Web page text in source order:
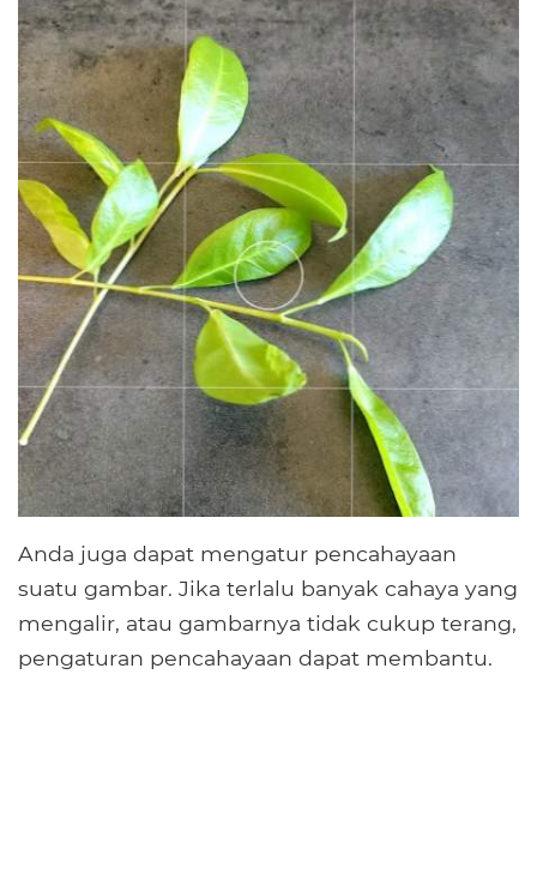
Anda juga dapat mengatur pencahayaan
suatu gambar. Jika terlalu banyak cahaya yang
mengalir, atau gambarnya tidak cukup terang,
pengaturan pencahayaan dapat membantu.